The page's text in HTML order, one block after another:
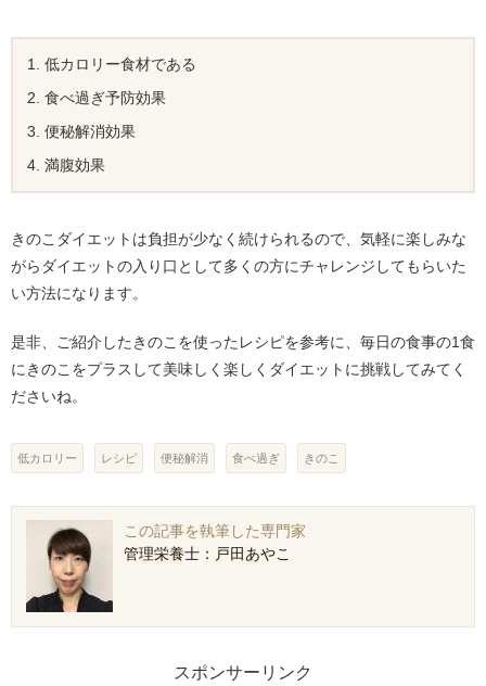
低カロリー食材である
食べ過ぎ予防効果
便秘解消効果
満腹効果
きのこダイエットは負担が少なく続けられるので、気軽に楽しみな
がらダイエットの入り口として多くの方にチャレンジしてもらいた
い方法になります。
是非、ご紹介したきのこを使ったレシピを参考に、毎日の食事の1食
にきのこをプラスして美味しく楽しくダイエットに挑戦してみてく
ださいね。
低カロリー レシピ 便秘解消 食べ過ぎ きのこ
この記事を執筆した専門家
管理栄養士：戸田あやこ
スポンサーリンク